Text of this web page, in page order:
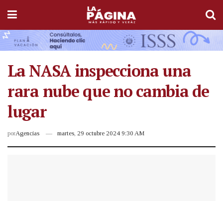
La NASA inspecciona una
rara nube que no cambia de
lugar
porAgencias martes, 29 octubre 2024 9:30 AM